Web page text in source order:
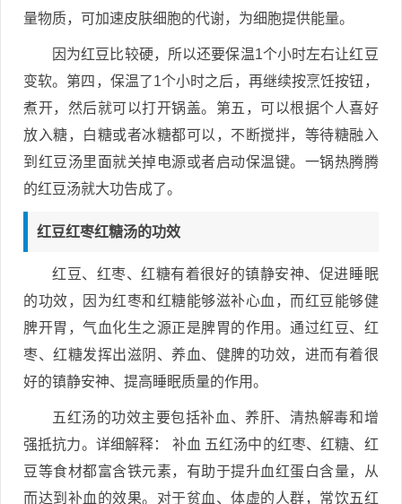
量物质，可加速皮肤细胞的代谢，为细胞提供能量。
因为红豆比较硬，所以还要保温1个小时左右让红豆
变软。第四，保温了1个小时之后，再继续按烹饪按钮，
煮开，然后就可以打开锅盖。第五，可以根据个人喜好
放入糖，白糖或者冰糖都可以，不断搅拌，等待糖融入
到红豆汤里面就关掉电源或者启动保温键。一锅热腾腾
的红豆汤就大功告成了。
红豆红枣红糖汤的功效
红豆、红枣、红糖有着很好的镇静安神、促进睡眠
的功效，因为红枣和红糖能够滋补心血，而红豆能够健
脾开胃，气血化生之源正是脾胃的作用。通过红豆、红
枣、红糖发挥出滋阴、养血、健脾的功效，进而有着很
好的镇静安神、提高睡眠质量的作用。
五红汤的功效主要包括补血、养肝、清热解毒和增
强抵抗力。详细解释： 补血 五红汤中的红枣、红糖、红
豆等食材都富含铁元素，有助于提升血红蛋白含量，从
而达到补血的效果。对于贫血、体虚的人群，常饮五红